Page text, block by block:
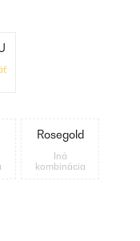
Rosegold
Iná
kombinácia